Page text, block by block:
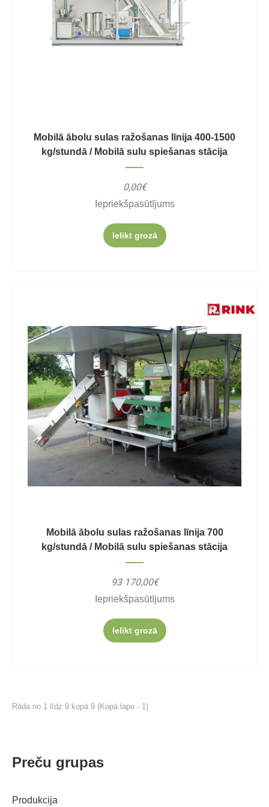
Preču grupas
Produkcija
Mobilā ābolu sulas ražošanas līnija 400-1500
kg/stundā / Mobilā sulu spiešanas stācija
0,00€
Iepriekšpasūtījums
Ielikt grozā
Mobilā ābolu sulas ražošanas līnija 700
kg/stundā / Mobilā sulu spiešanas stācija
93 170,00€
Iepriekšpasūtījums
Ielikt grozā
Rāda no 1 līdz 9 kopā 9 (Kopā lapu - 1)